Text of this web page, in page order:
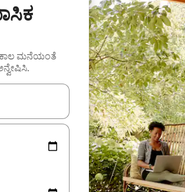
ಕಾಲ ಮನೆಯಂತೆ
ಬಾಣದ ಕೀಲಿಗಳೊಂದಿಗೆ ನ್ಯಾವಿಗೇಟ್ ಮಾಡಿ ಅಥವಾ